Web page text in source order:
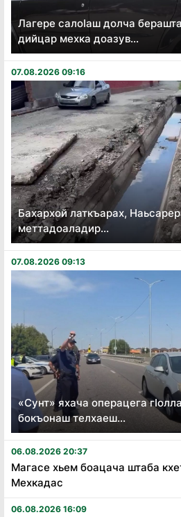
Лагере салоӏаш долча
дийцар мехка доазув...
07.08.2026 09:16
Бахархой латкъарах,
меттадоаладир...
07.08.2026 09:13
«Сунт» яхача операцега
бокъонаш телхаеш...
06.08.2026 20:37
Магасе хьем боацача штаба
Мехкадас
06.08.2026 16:09